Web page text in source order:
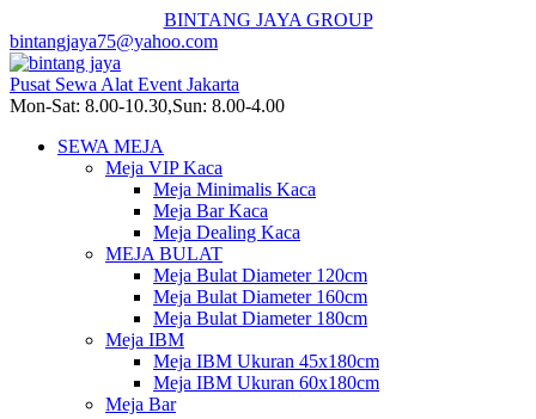
BINTANG JAYA GROUP
bintangjaya75@yahoo.com
Pusat Sewa Alat Event Jakarta
Mon-Sat: 8.00-10.30,Sun: 8.00-4.00
SEWA MEJA
Meja VIP Kaca
Meja Minimalis Kaca
Meja Bar Kaca
Meja Dealing Kaca
MEJA BULAT
Meja Bulat Diameter 120cm
Meja Bulat Diameter 160cm
Meja Bulat Diameter 180cm
Meja IBM
Meja IBM Ukuran 45x180cm
Meja IBM Ukuran 60x180cm
Meja Bar